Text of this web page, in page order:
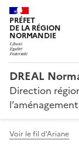
PRÉFET
DE LA RÉGION
NORMANDIE
DREAL
Direction
Voir le fil d'Ariane